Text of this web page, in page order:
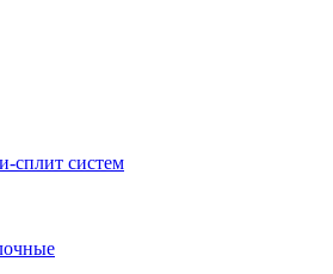
сплит систем